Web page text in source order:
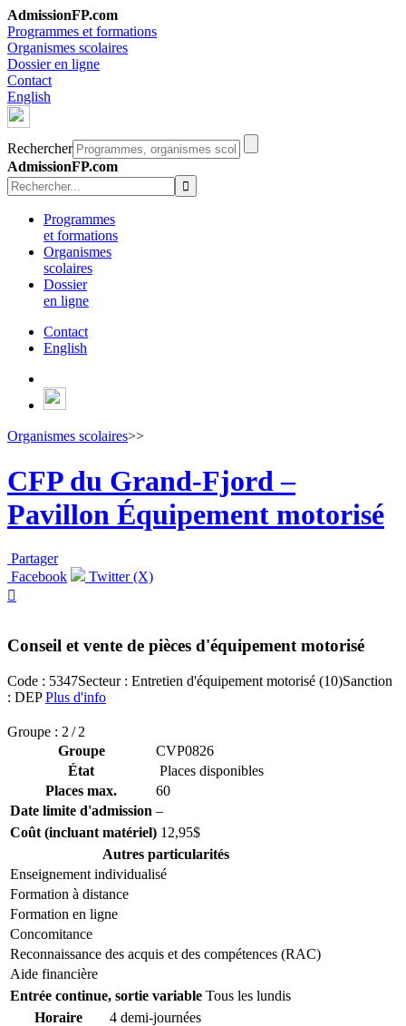
AdmissionFP.com
Programmes et formations
Organismes scolaires
Dossier en ligne
Contact
English
Rechercher
AdmissionFP.com
Programmes
et formations
Organismes
scolaires
Dossier
en ligne
Contact
English
Organismes scolaires>>
CFP du Grand-Fjord –
Pavillon Équipement motorisé
Partager
Facebook
Twitter (X)

Conseil et vente de pièces d'équipement motorisé
Code : 5347Secteur : Entretien d'équipement motorisé (10)Sanction
: DEPPlus d'info
Groupe : 2 / 2
Groupe
CVP0826
État
Places disponibles
Places max.
60
Date limite d'admission –
Coût (incluant matériel) 12,95$
Autres particularités
Enseignement individualisé
Formation à distance
Formation en ligne
Concomitance
Reconnaissance des acquis et des compétences (RAC)
Aide financière
Entrée continue, sortie variable Tous les lundis
Horaire
4 demi-journées